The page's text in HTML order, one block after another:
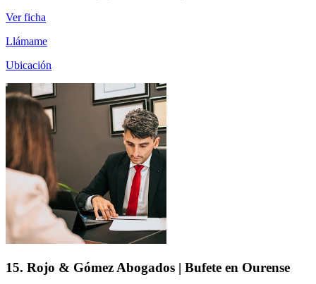
Ver ficha
Llámame
Ubicación
15. Rojo & Gómez Abogados | Bufete en Ourense